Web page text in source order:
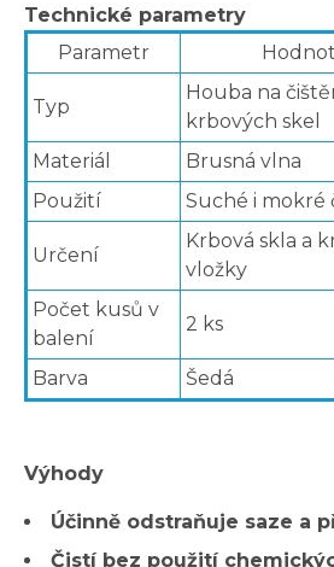
Technické parametry
Parametr
Typ
Houba na
krbových skel
Materiál
Brusná vlna
Použití
Suché i mokré
Určení
Krbová skla a
vložky
Počet kusů v
balení
2 ks
Barva Šedá
Výhody
Účinně odstraňuje saze a
Čistí bez použití